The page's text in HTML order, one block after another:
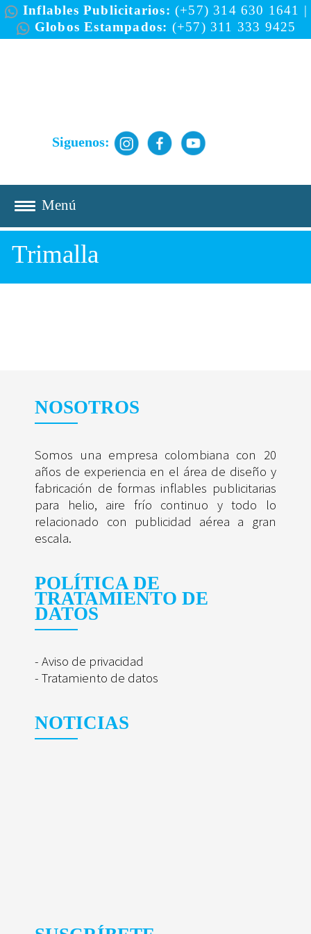
Inflables Publicitarios: (+57) 314 630 1641 |
Globos Estampados: (+57) 311 333 9425
Siguenos:
Trimalla
NOSOTROS
Somos una empresa colombiana con 20
años de experiencia en el área de diseño y
fabricación de formas inflables publicitarias
para helio, aire frío continuo y todo lo
relacionado con publicidad aérea a gran
escala.
POLÍTICA DE
TRATAMIENTO DE
DATOS
- Aviso de privacidad
- Tratamiento de datos
NOTICIAS